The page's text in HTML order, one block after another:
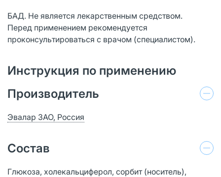
БАД. Не является лекарственным средством.
Перед применением рекомендуется
проконсультироваться с врачом (специалистом).
Инструкция по применению
Производитель
Эвалар ЗАО, Россия
Состав
Глюкоза, холекальциферол, сорбит (носитель),